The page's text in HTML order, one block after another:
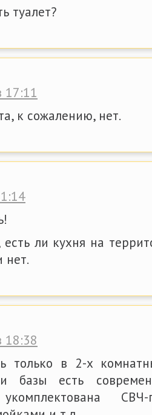
туалет?
17:11
к сожалению, нет.
есть ли кухня на
нет.
18:38
только в 2-х
базы есть